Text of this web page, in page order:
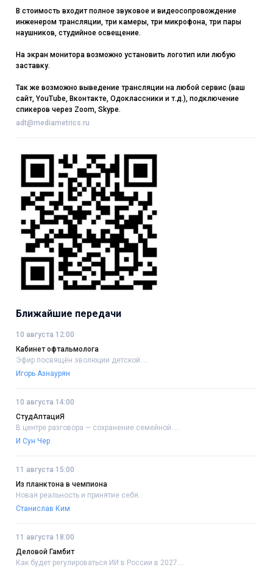
В стоимость входит полное звуковое и видеосопровождение
инженером трансляции, три камеры, три микрофона, три пары
наушников, студийное освещение.
На экран монитора возможно установить логотип или любую
заставку.
Так же возможно выведение трансляции на любой сервис (ваш
сайт, YouTube, Вконтакте, Одоклассники и т.д.), подключение
спикеров через Zoom, Skype.
adt@mediametrics.ru
Ближайшие передачи
10 августа 12:00
Кабинет офтальмолога
Эфир посвящён эволюции детской....
Игорь Азнаурян
10 августа 14:00
СтудАптациЯ
В центре разговора — сохранение семейной....
И Сун Чер
11 августа 15:00
Из планктона в чемпиона
Новая реальность и принятие себя..
Станислав Ким
11 августа 18:00
Деловой Гамбит
Как будет регулироваться ИИ в России в 2027....